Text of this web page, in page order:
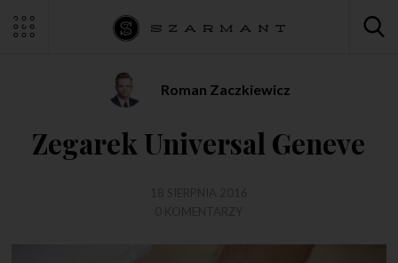
Roman Zaczkiewicz
Zegarek Universal Geneve